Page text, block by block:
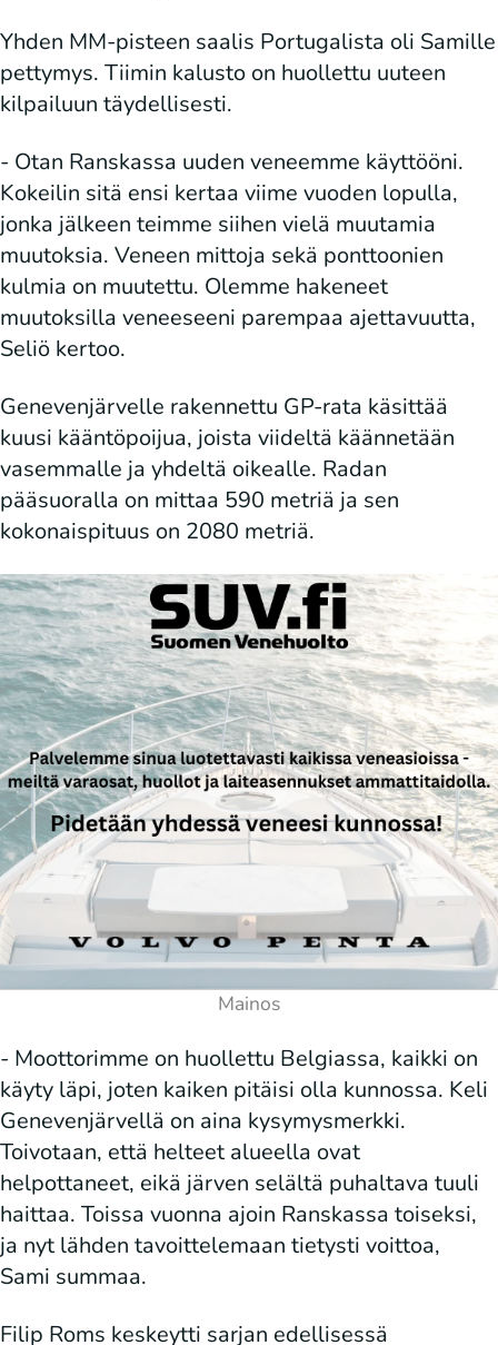
Yhden MM-pisteen saalis Portugalista oli Samille
pettymys. Tiimin kalusto on huollettu uuteen
kilpailuun täydellisesti.
- Otan Ranskassa uuden veneemme käyttööni.
Kokeilin sitä ensi kertaa viime vuoden lopulla,
jonka jälkeen teimme siihen vielä muutamia
muutoksia. Veneen mittoja sekä ponttoonien
kulmia on muutettu. Olemme hakeneet
muutoksilla veneeseeni parempaa ajettavuutta,
Seliö kertoo.
Genevenjärvelle rakennettu GP-rata käsittää
kuusi kääntöpoijua, joista viideltä käännetään
vasemmalle ja yhdeltä oikealle. Radan
pääsuoralla on mittaa 590 metriä ja sen
kokonaispituus on 2080 metriä.
- Moottorimme on huollettu Belgiassa, kaikki on
käyty läpi, joten kaiken pitäisi olla kunnossa. Keli
Genevenjärvellä on aina kysymysmerkki.
Toivotaan, että helteet alueella ovat
helpottaneet, eikä järven selältä puhaltava tuuli
haittaa. Toissa vuonna ajoin Ranskassa toiseksi,
ja nyt lähden tavoittelemaan tietysti voittoa,
Sami summaa.
Filip Roms keskeytti sarjan edellisessä